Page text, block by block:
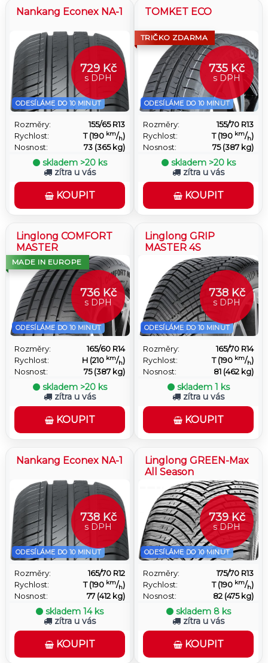
Nankang Econex NA-1
ODESÍLÁME DO 10 MINUT
729 Kč
s DPH
Rozměry:
155/65 R13
Rychlost:
T (190 km/h)
Nosnost:
73 (365 kg)
skladem >20 ks
zítra u vás
KOUPIT
TOMKET ECO
TRIČKO ZDARMA
ODESÍLÁME DO 10 MINUT
735 Kč
s DPH
Rozměry:
155/70 R13
Rychlost:
T (190 km/h)
Nosnost:
75 (387 kg)
skladem >20 ks
zítra u vás
KOUPIT
Linglong COMFORT
MASTER
MADE IN EUROPE
ODESÍLÁME DO 10 MINUT
736 Kč
s DPH
Rozměry:
165/60 R14
Rychlost:
H (210 km/h)
Nosnost:
75 (387 kg)
skladem >20 ks
zítra u vás
KOUPIT
Linglong GRIP
MASTER 4S
ODESÍLÁME DO 10 MINUT
738 Kč
s DPH
Rozměry:
165/70 R14
Rychlost:
T (190 km/h)
Nosnost:
81 (462 kg)
skladem 1 ks
zítra u vás
KOUPIT
Nankang Econex NA-1
ODESÍLÁME DO 10 MINUT
738 Kč
s DPH
Rozměry:
165/70 R12
Rychlost:
T (190 km/h)
Nosnost:
77 (412 kg)
skladem 14 ks
zítra u vás
KOUPIT
Linglong GREEN-Max
All Season
ODESÍLÁME DO 10 MINUT
739 Kč
s DPH
Rozměry:
175/70 R13
Rychlost:
T (190 km/h)
Nosnost:
82 (475 kg)
skladem 8 ks
zítra u vás
KOUPIT